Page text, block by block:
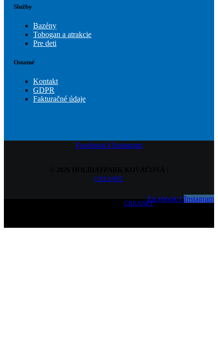
Služby
Bazény
Tobogan a atrakcie
Pre deti
Ostatné
Kontakt
GDPR
Fakturačné údaje
Facebook-f Instagram
CREANET
CREANET
Facebook-f Instagram